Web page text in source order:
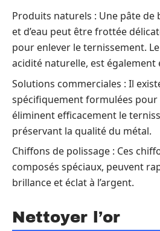
Produits naturels : Une pâte de
et d’eau peut être frottée
pour enlever le ternissement.
acidité naturelle, est également
Solutions commerciales : Il
spécifiquement formulées pour
éliminent efficacement le
préservant la qualité du métal.
Chiffons de polissage : Ces
composés spéciaux, peuvent
brillance et éclat à l’argent.
Nettoyer l’or